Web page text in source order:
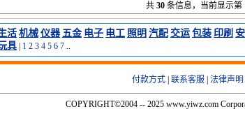
共 30 条信息，当前显示第
活 机械 仪器 五金 电子 电工 照明 汽配 交运 包装 印刷
具 1 2 3 4 5 6 7 ..
付款方式 联系客服 法律声明
COPYRIGHT©2004 -- 2025 www.yiwz.com